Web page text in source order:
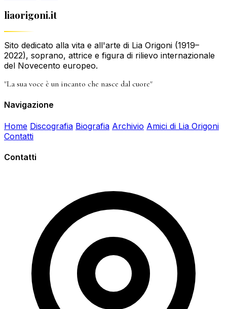
liaorigoni.it
Sito dedicato alla vita e all'arte di Lia Origoni (1919–
2022), soprano, attrice e figura di rilievo internazionale
del Novecento europeo.
"La sua voce è un incanto che nasce dal cuore"
Navigazione
Home Discografia Biografia Archivio Amici di Lia Origoni
Contatti
Contatti